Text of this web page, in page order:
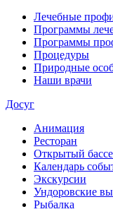
Лечебные
Программы
Программы
Процедуры
Природные
Наши врачи
Досуг
Анимация
Ресторан
Открытый
Календарь
Экскурсии
Ундоровские
Рыбалка